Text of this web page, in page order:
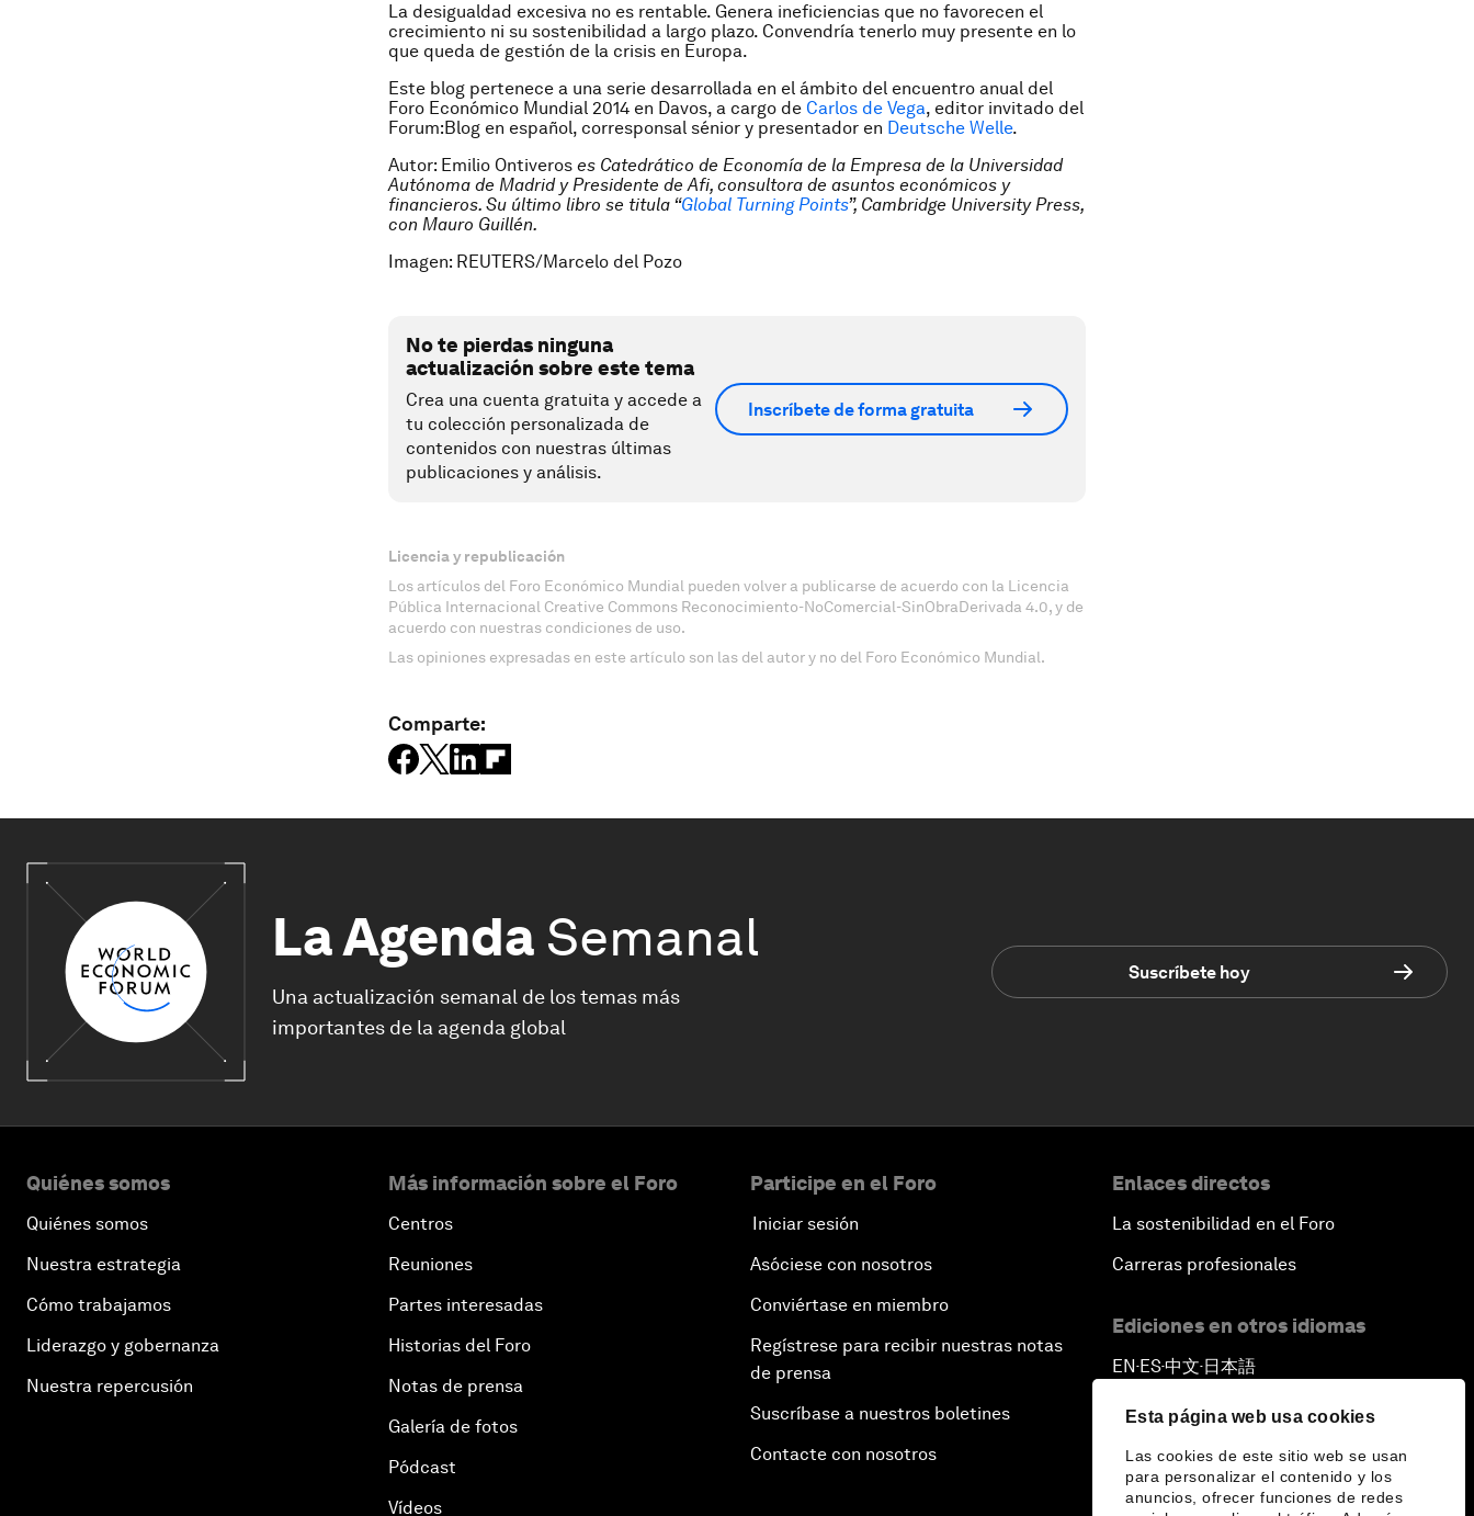
Esta página web usa cookies
Las cookies de este sitio web se usan
para personalizar el contenido y los
anuncios, ofrecer funciones de redes
La desigualdad excesiva no es rentable. Genera ineficiencias que no favorecen el
crecimiento ni su sostenibilidad a largo plazo. Convendría tenerlo muy presente en lo
que queda de gestión de la crisis en Europa.
Este blog pertenece a una serie desarrollada en el ámbito del encuentro anual del
Foro Económico Mundial 2014 en Davos, a cargo de Carlos de Vega, editor invitado del
Forum:Blog en español, corresponsal sénior y presentador en Deutsche Welle.
Autor: Emilio Ontiveros es Catedrático de Economía de la Empresa de la Universidad
Autónoma de Madrid y Presidente de Afi, consultora de asuntos económicos y
financieros. Su último libro se titula “Global Turning Points”, Cambridge University Press,
con Mauro Guillén.
Imagen: REUTERS/Marcelo del Pozo
No te pierdas ninguna
actualización sobre este tema
Crea una cuenta gratuita y accede a
tu colección personalizada de
contenidos con nuestras últimas
publicaciones y análisis.
Inscríbete de forma gratuita
Licencia y republicación
Los artículos del Foro Económico Mundial pueden volver a publicarse de acuerdo con la Licencia
Pública Internacional Creative Commons Reconocimiento-NoComercial-SinObraDerivada 4.0, y de
acuerdo con nuestras condiciones de uso.
Las opiniones expresadas en este artículo son las del autor y no del Foro Económico Mundial.
Comparte:
La Agenda Semanal
Una actualización semanal de los temas más
importantes de la agenda global
Suscríbete hoy
Quiénes somos
Quiénes somos
Nuestra estrategia
Cómo trabajamos
Liderazgo y gobernanza
Nuestra repercusión
Más información sobre el Foro
Centros
Reuniones
Partes interesadas
Historias del Foro
Notas de prensa
Galería de fotos
Pódcast
Vídeos
Participe en el Foro
Iniciar sesión
Asóciese con nosotros
Conviértase en miembro
Regístrese para recibir nuestras notas
de prensa
Suscríbase a nuestros boletines
Contacte con nosotros
Enlaces directos
La sostenibilidad en el Foro
Carreras profesionales
Ediciones en otros idiomas
EN ▪ES▪中文▪ 日本語